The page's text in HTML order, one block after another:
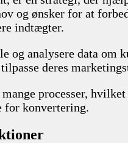
og ønsker for at
indtægter.
og analysere data
deres
processer,
for konvertering.